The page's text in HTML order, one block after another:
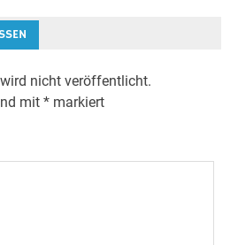
nicht veröffentlicht.
mit* markiert